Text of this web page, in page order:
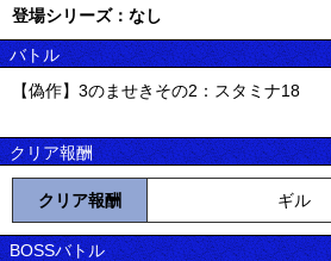
登場シリーズ：なし
バトル
【偽作】3のませきその2：スタミナ18
クリア報酬
クリア報酬 ギル
BOSSバトル